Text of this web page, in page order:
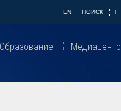
EN ПОИСК T
Образование Медиацентр